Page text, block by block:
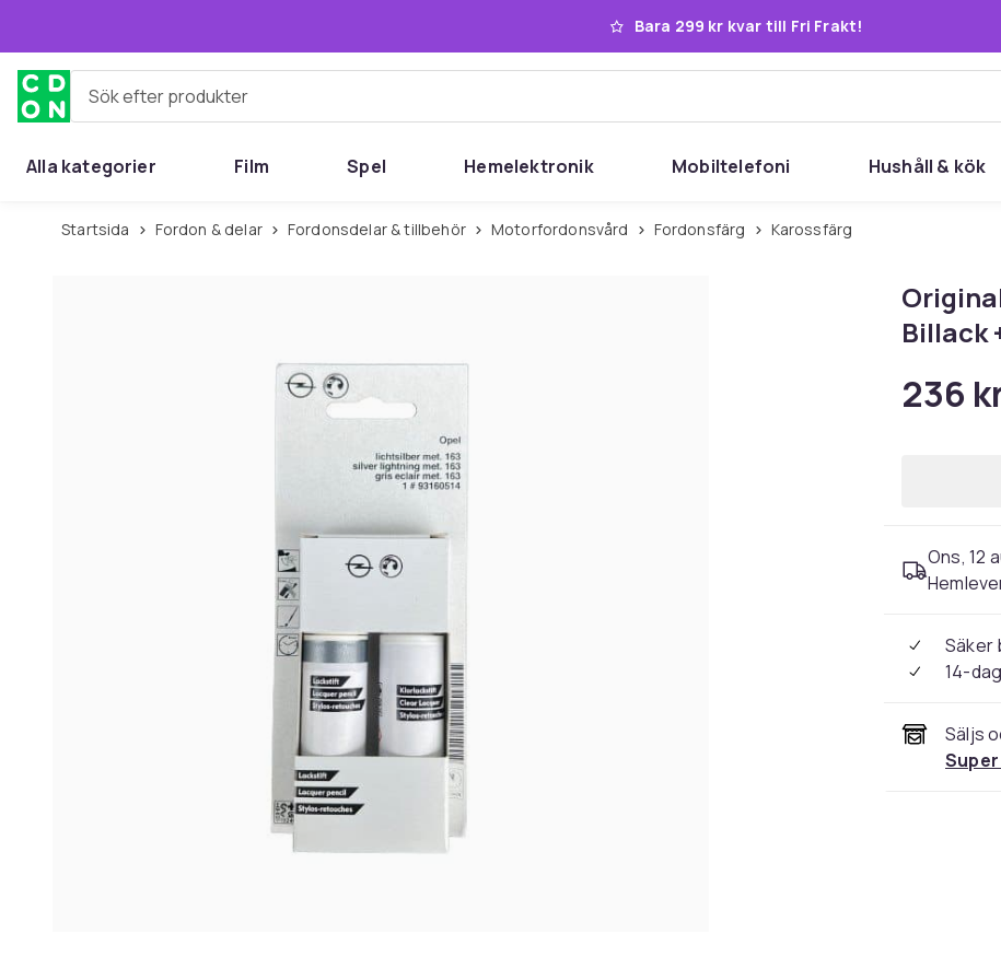
Bara 299 kr kvar till Fri Frakt!
Sök efter produkter
Alla kategorier Film Spel Hemelektronik Mobiltelefoni Hushåll & kök
Startsida Fordon & delar Fordonsdelar & tillbehör Motorfordonsvård Fordonsfärg Karossfärg
Billack
236
Ons, 12
Säker
14-
Säljs